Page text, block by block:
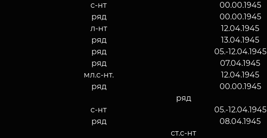
с-нт
00.00.1945
ряд
00.00.1945
л-нт
12.04.1945
ряд
13.04.1945
ряд
05.-12.04.1945
ряд
07.04.1945
мл.с-нт.
12.04.1945
ряд
00.00.1945
ряд
с-нт
05.-12.04.1945
ряд
08.04.1945
ст.с-нт